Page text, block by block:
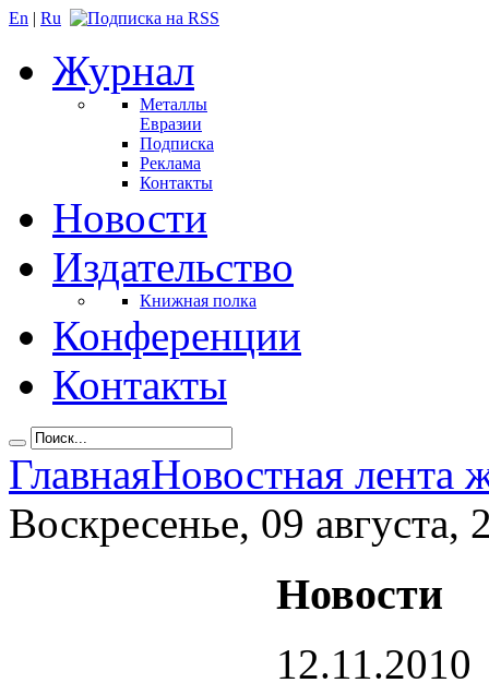
En | Ru
Журнал
Металлы
Евразии
Подписка
Реклама
Контакты
Новости
Издательство
Книжная полка
Конференции
Контакты
ГлавнаяНовостная лента
Воскресенье, 09 августа,
Новости
12.11.2010